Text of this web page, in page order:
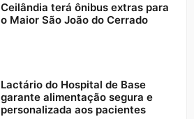
Ceilândia terá ônibus extras para
o Maior São João do Cerrado
Lactário do Hospital de Base
garante alimentação segura e
personalizada aos pacientes